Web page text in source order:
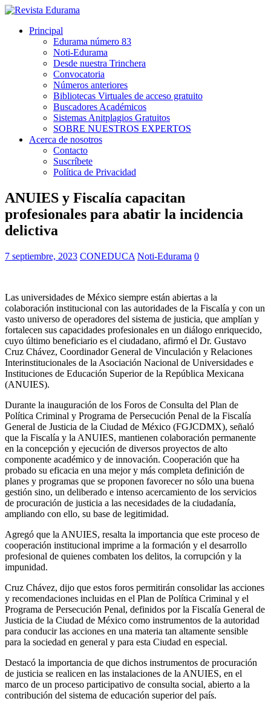
Principal
Edurama número 83
Noti-Edurama
Desde nuestra Trinchera
Convocatoria
Números anteriores
Bibliotecas Virtuales de acceso gratuito
Buscadores Académicos
Sistemas Anitplagios Gratuitos
SOBRE NUESTROS EXPERTOS
Acerca de nosotros
Contacto
Suscríbete
Política de Privacidad
ANUIES y Fiscalía capacitan
profesionales para abatir la incidencia
delictiva
7 septiembre, 2023 CONEDUCA Noti-Edurama 0
Las universidades de México siempre están abiertas a la
colaboración institucional con las autoridades de la Fiscalía y con un
vasto universo de operadores del sistema de justicia, que amplían y
fortalecen sus capacidades profesionales en un diálogo enriquecido,
cuyo último beneficiario es el ciudadano, afirmó el Dr. Gustavo
Cruz Chávez, Coordinador General de Vinculación y Relaciones
Interinstitucionales de la Asociación Nacional de Universidades e
Instituciones de Educación Superior de la República Mexicana
(ANUIES).
Durante la inauguración de los Foros de Consulta del Plan de
Política Criminal y Programa de Persecución Penal de la Fiscalía
General de Justicia de la Ciudad de México (FGJCDMX), señaló
que la Fiscalía y la ANUIES, mantienen colaboración permanente
en la concepción y ejecución de diversos proyectos de alto
componente académico y de innovación. Cooperación que ha
probado su eficacia en una mejor y más completa definición de
planes y programas que se proponen favorecer no sólo una buena
gestión sino, un deliberado e intenso acercamiento de los servicios
de procuración de justicia a las necesidades de la ciudadanía,
ampliando con ello, su base de legitimidad.
Agregó que la ANUIES, resalta la importancia que este proceso de
cooperación institucional imprime a la formación y el desarrollo
profesional de quienes combaten los delitos, la corrupción y la
impunidad.
Cruz Chávez, dijo que estos foros permitirán consolidar las acciones
y recomendaciones incluidas en el Plan de Política Criminal y el
Programa de Persecución Penal, definidos por la Fiscalía General de
Justicia de la Ciudad de México como instrumentos de la autoridad
para conducir las acciones en una materia tan altamente sensible
para la sociedad en general y para esta Ciudad en especial.
Destacó la importancia de que dichos instrumentos de procuración
de justicia se realicen en las instalaciones de la ANUIES, en el
marco de un proceso participativo de consulta social, abierto a la
contribución del sistema de educación superior del país.